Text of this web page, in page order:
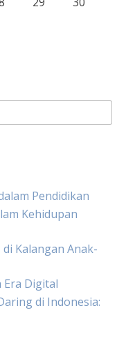
Pendidikan
Kehidupan
Kalangan Anak-
Digital
di Indonesia: